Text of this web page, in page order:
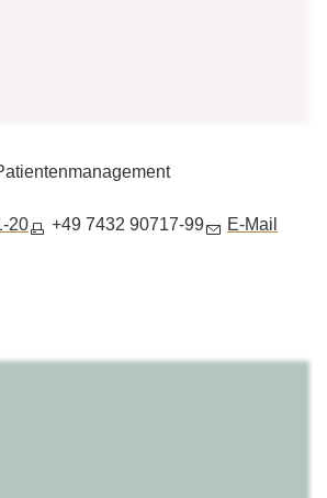
20
+49 7432 90717-99
E-Mail